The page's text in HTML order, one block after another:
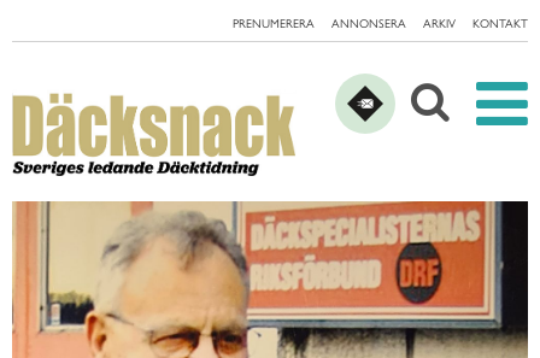
PRENUMERERA ANNONSERA ARKIV KONTAKT